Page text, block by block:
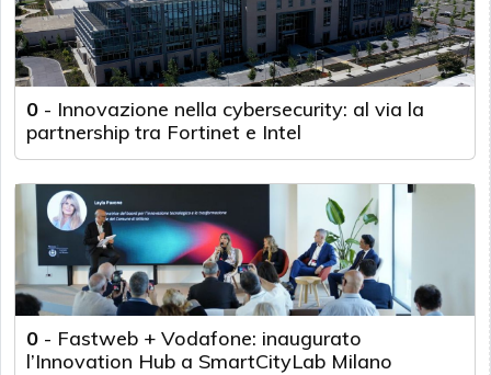
0 - Innovazione nella cybersecurity: al via la
partnership tra Fortinet e Intel
0 - Fastweb + Vodafone: inaugurato
l’Innovation Hub a SmartCityLab Milano